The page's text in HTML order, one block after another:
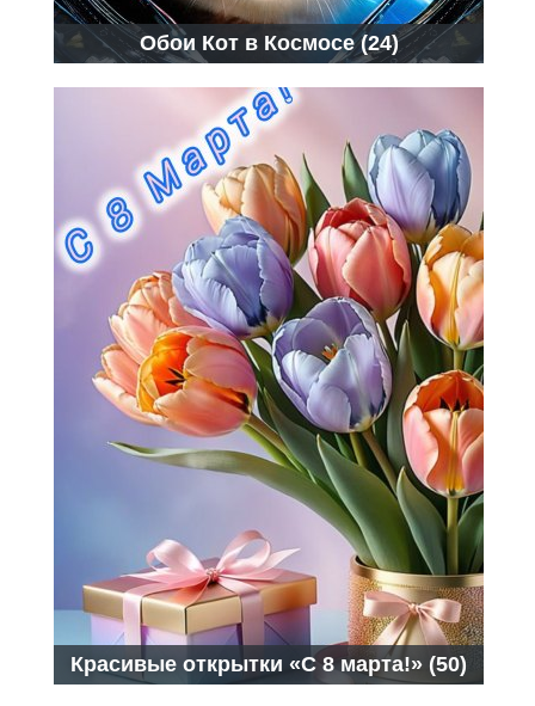
Обои Кот в Космосе (24)
Красивые открытки «С 8 марта!» (50)